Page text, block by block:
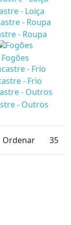
- Loiça
- Roupa
Fogões
- Frio
- Outros
Ordenar 35